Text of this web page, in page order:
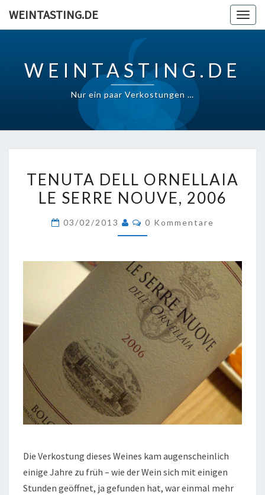
WEINTASTING.DE
WEINTASTING.DE
Nur ein paar Verkostungen …
DELL
ORNELLAIA
SERRE
2006
TENUTA DELL ORNELLAIA
LE SERRE NOUVE, 2006
03/02/2013 Kommentare
0 Kommentare
Die Verkostung dieses Weines kam augenscheinlich
einige Jahre zu früh – wie der Wein sich mit einigen
Stunden geöffnet, ja gefunden hat, war einmal mehr